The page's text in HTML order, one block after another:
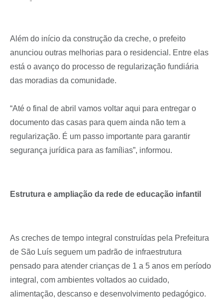
Além do início da construção da creche, o prefeito
anunciou outras melhorias para o residencial. Entre elas
está o avanço do processo de regularização fundiária
das moradias da comunidade.
“Até o final de abril vamos voltar aqui para entregar o
documento das casas para quem ainda não tem a
regularização. É um passo importante para garantir
segurança jurídica para as famílias”, informou.
Estrutura e ampliação da rede de educação infantil
As creches de tempo integral construídas pela Prefeitura
de São Luís seguem um padrão de infraestrutura
pensado para atender crianças de 1 a 5 anos em período
integral, com ambientes voltados ao cuidado,
alimentação, descanso e desenvolvimento pedagógico.